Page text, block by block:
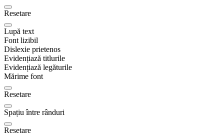
Resetare
Lupă text
Font lizibil
Dislexie prietenos
Evidențiază titlurile
Evidențiază legăturile
Mărime font
Resetare
Spațiu între rânduri
Resetare